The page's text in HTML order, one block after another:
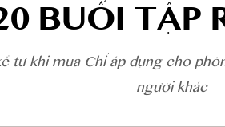
BUỔI TẬP
từ khi mua Chỉ áp dụng cho
người khác